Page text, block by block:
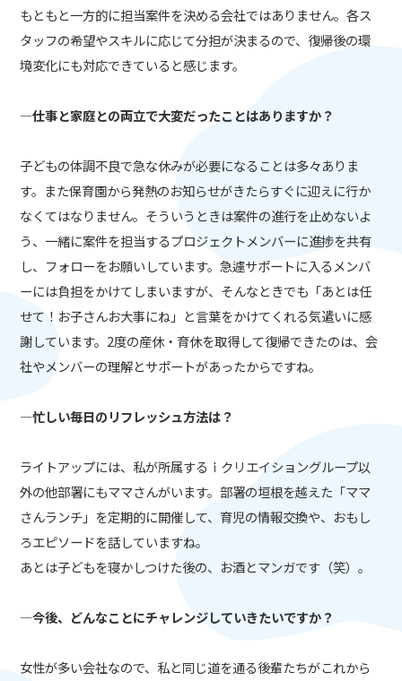
もともと一方的に担当案件を決める会社ではありません。各ス
タッフの希望やスキルに応じて分担が決まるので、復帰後の環
境変化にも対応できていると感じます。
―仕事と家庭との両立で大変だったことはありますか？
子どもの体調不良で急な休みが必要になることは多々ありま
す。また保育園から発熱のお知らせがきたらすぐに迎えに行か
なくてはなりません。そういうときは案件の進行を止めないよ
う、一緒に案件を担当するプロジェクトメンバーに進捗を共有
し、フォローをお願いしています。急遽サポートに入るメンバ
ーには負担をかけてしまいますが、そんなときでも「あとは任
せて！お子さんお大事にね」と言葉をかけてくれる気遣いに感
謝しています。2度の産休・育休を取得して復帰できたのは、会
社やメンバーの理解とサポートがあったからですね。
―忙しい毎日のリフレッシュ方法は？
ライトアップには、私が所属するｉクリエイショングループ以
外の他部署にもママさんがいます。部署の垣根を越えた「ママ
さんランチ」を定期的に開催して、育児の情報交換や、おもし
ろエピソードを話していますね。
あとは子どもを寝かしつけた後の、お酒とマンガです（笑）。
―今後、どんなことにチャレンジしていきたいですか？
女性が多い会社なので、私と同じ道を通る後輩たちがこれから